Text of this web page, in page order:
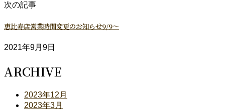
次の記事
恵比寿店営業時間変更のお知らせ9/9～
2021年9月9日
ARCHIVE
2023年12月
2023年3月